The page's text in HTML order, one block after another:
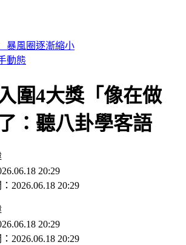
蓮FUN暑假7/15-8/20 假日煙火秀
動態
圍4大獎「像在做
：聽八卦學客語
20:29
2026.06.18 20:29
20:29
2026.06.18 20:29